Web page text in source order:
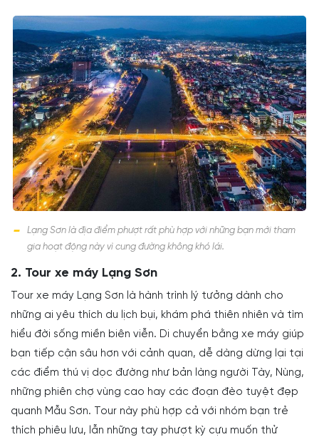
Lạng Sơn là địa điểm phượt rất phù hợp với những bạn mới tham
gia hoạt động này vì cung đường không khó lái.
2. Tour xe máy Lạng Sơn
Tour xe máy Lạng Sơn là hành trình lý tưởng dành cho
những ai yêu thích du lịch bụi, khám phá thiên nhiên và tìm
hiểu đời sống miền biên viễn. Di chuyển bằng xe máy giúp
bạn tiếp cận sâu hơn với cảnh quan, dễ dàng dừng lại tại
các điểm thú vị dọc đường như bản làng người Tày, Nùng,
những phiên chợ vùng cao hay các đoạn đèo tuyệt đẹp
quanh Mẫu Sơn. Tour này phù hợp cả với nhóm bạn trẻ
thích phiêu lưu, lẫn những tay phượt kỳ cựu muốn thử